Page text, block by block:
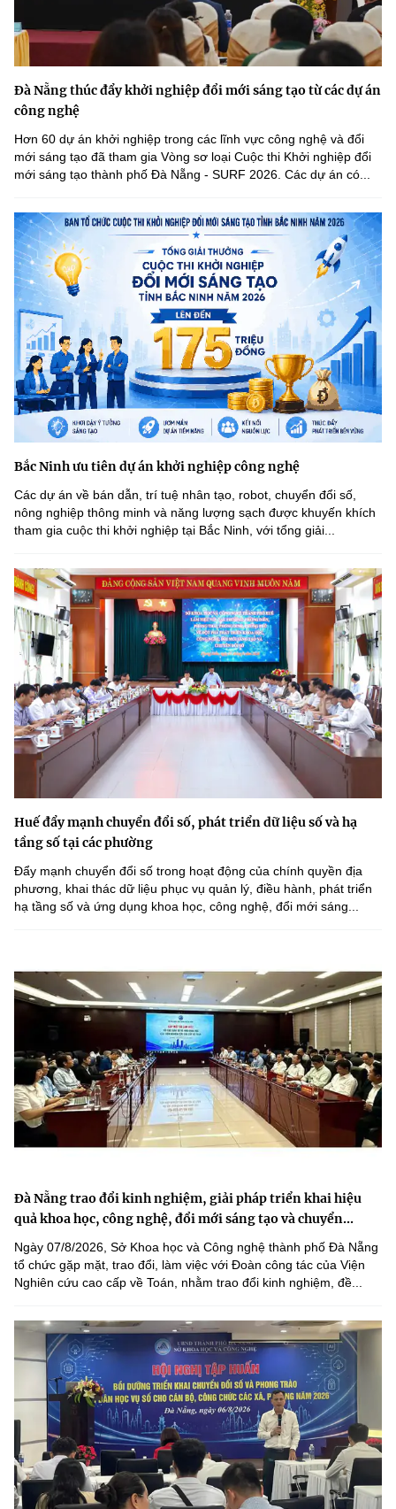
Đà Nẵng thúc đẩy khởi nghiệp đổi mới sáng tạo từ các dự án
công nghệ
Hơn 60 dự án khởi nghiệp trong các lĩnh vực công nghệ và đổi
mới sáng tạo đã tham gia Vòng sơ loại Cuộc thi Khởi nghiệp đổi
mới sáng tạo thành phố Đà Nẵng - SURF 2026. Các dự án có...
Bắc Ninh ưu tiên dự án khởi nghiệp công nghệ
Các dự án về bán dẫn, trí tuệ nhân tạo, robot, chuyển đổi số,
nông nghiệp thông minh và năng lượng sạch được khuyến khích
tham gia cuộc thi khởi nghiệp tại Bắc Ninh, với tổng giải...
Huế đẩy mạnh chuyển đổi số, phát triển dữ liệu số và hạ
tầng số tại các phường
Đẩy mạnh chuyển đổi số trong hoạt động của chính quyền địa
phương, khai thác dữ liệu phục vụ quản lý, điều hành, phát triển
hạ tầng số và ứng dụng khoa học, công nghệ, đổi mới sáng...
Đà Nẵng trao đổi kinh nghiệm, giải pháp triển khai hiệu
quả khoa học, công nghệ, đổi mới sáng tạo và chuyển...
Ngày 07/8/2026, Sở Khoa học và Công nghệ thành phố Đà Nẵng
tổ chức gặp mặt, trao đổi, làm việc với Đoàn công tác của Viện
Nghiên cứu cao cấp về Toán, nhằm trao đổi kinh nghiệm, đề...